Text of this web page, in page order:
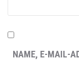
NAME, E-MAIL-